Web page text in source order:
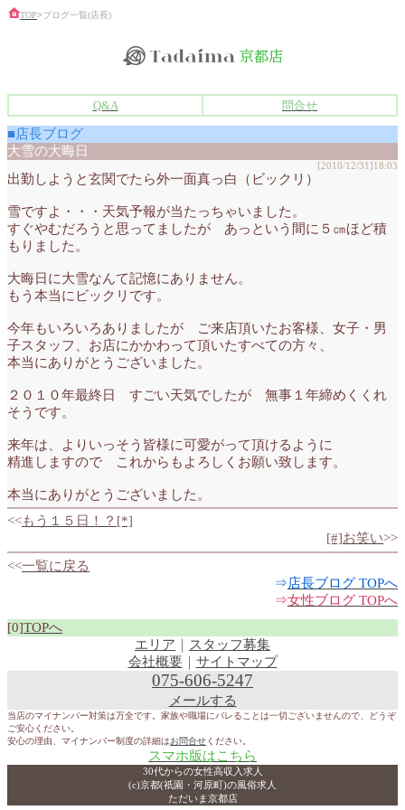
TOP>ブログ一覧(店長)
Q&A 問合せ
■店長ブログ
大雪の大晦日
[2010/12/31]18:03
出勤しようと玄関でたら外一面真っ白（ビックリ）
雪ですよ・・・天気予報が当たっちゃいました。
すぐやむだろうと思ってましたが あっという間に５㎝ほど積
もりました。
大晦日に大雪なんて記憶にありません。
もう本当にビックリです。
今年もいろいろありましたが ご来店頂いたお客様、女子・男
子スタッフ、お店にかかわって頂いたすべての方々、
本当にありがとうございました。
２０１０年最終日 すごい天気でしたが 無事１年締めくくれ
そうです。
来年は、よりいっそう皆様に可愛がって頂けるように
精進しますので これからもよろしくお願い致します。
本当にありがとうございました。
<<もう１５日！？[*]
[#]お笑い>>
<<一覧に戻る
⇒店長ブログ TOPへ
⇒女性ブログ TOPへ
[0]TOPへ
エリア
スタッフ募集
会社概要｜ サイトマップ
075-606-5247
メールする
当店のマイナンバー対策は万全です。家族や職場にバレることは一切ございませんので、どうぞ
ご安心ください。
安心の理由、マイナンバー制度の詳細はお問合せください。
スマホ版はこちら
30代からの女性高収入求人
(c)京都(祇園・河原町)の風俗求人
ただいま京都店